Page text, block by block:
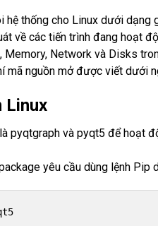
thống cho Linux dưới dạng
về các tiến trình đang hoạt
Memory, Network và Disks
mã nguồn mở được viết dưới
Linux
pyqtgraph và pyqt5 để hoạt
yêu cầu dùng lệnh Pip